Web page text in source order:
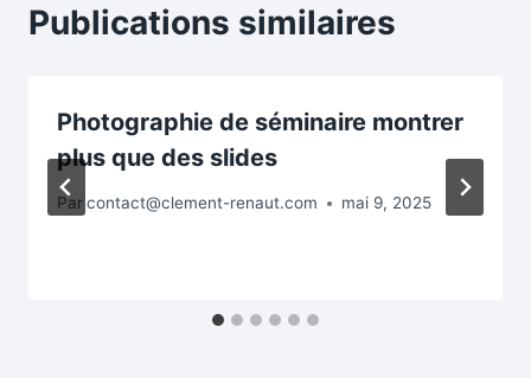
Publications similaires
Photographie de séminaire montrer
plus que des slides
Parcontact@clement-renaut.com mai 9, 2025